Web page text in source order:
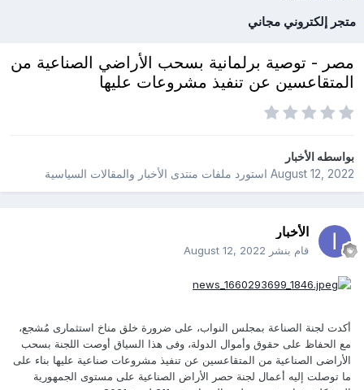
متجر إلكتروني مجاني
مصر - توصية برلمانية بسحب الأراضي الصناعية من
المتقاعسين عن تنفيذ مشروعات عليها
بواسطهالأخبار
August 12, 2022استورد ملفات منتدى الأخبار والمقالات السياسية
الأخبار
قام بنشر August 12, 2022
أكدت لجنة الصناعة بمجلس النواب، على ضرورة خلق مناخ استثمارى مُشجع،
مع الحفاظ على حقوق وأموال الدولة، وفى هذا السياق أوصت اللجنة بسحب
الأراضى الصناعية من المتقاعسين عن تنفيذ مشروعات صناعية عليها بناء على
ما توصلت إليه أعمال لجنة حصر الأراض الصناعية على مستوى الجمهورية